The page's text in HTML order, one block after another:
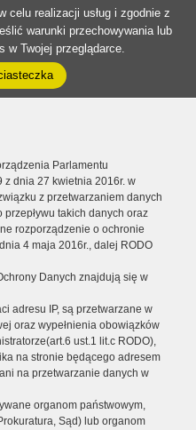
celu realizacji usług i zgodnie z
warunki przechowywania lub
w Twojej przeglądarce.
Parlamentu
z dnia 27 kwietnia 2016r. w
z przetwarzaniem danych
takich danych oraz
rozporządzenie o ochronie
4 maja 2016r., dalej RODO
Danych znajdują się w
adresu IP, są przetwarzane w
oraz wypełnienia obowiązków
ust.1 lit.c RODO),
na stronie będącego adresem
na przetwarzanie danych w
organom państwowym,
Sąd) lub organom